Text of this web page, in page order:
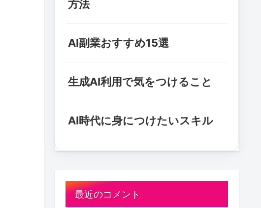
方法
AI副業おすすめ15選
生成AI利用で気をつけること
AI時代に身につけたいスキル
最近のコメント